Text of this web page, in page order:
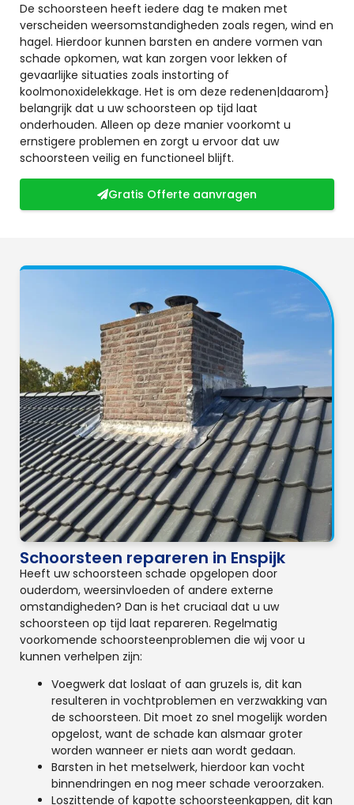
De schoorsteen heeft iedere dag te maken met
verscheiden weersomstandigheden zoals regen, wind en
hagel. Hierdoor kunnen barsten en andere vormen van
schade opkomen, wat kan zorgen voor lekken of
gevaarlijke situaties zoals instorting of
koolmonoxidelekkage. Het is om deze redenen|daarom}
belangrijk dat u uw schoorsteen op tijd laat
onderhouden. Alleen op deze manier voorkomt u
ernstigere problemen en zorgt u ervoor dat uw
schoorsteen veilig en functioneel blijft.
Gratis Offerte aanvragen
Schoorsteen repareren in Enspijk
Heeft uw schoorsteen schade opgelopen door
ouderdom, weersinvloeden of andere externe
omstandigheden? Dan is het cruciaal dat u uw
schoorsteen op tijd laat repareren. Regelmatig
voorkomende schoorsteenproblemen die wij voor u
kunnen verhelpen zijn:
Voegwerk dat loslaat of aan gruzels is, dit kan
resulteren in vochtproblemen en verzwakking van
de schoorsteen. Dit moet zo snel mogelijk worden
opgelost, want de schade kan alsmaar groter
worden wanneer er niets aan wordt gedaan.
Barsten in het metselwerk, hierdoor kan vocht
binnendringen en nog meer schade veroorzaken.
Loszittende of kapotte schoorsteenkappen, dit kan